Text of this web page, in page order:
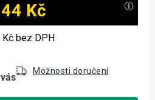
Kč
Kčbez DPH
Možnosti doručení